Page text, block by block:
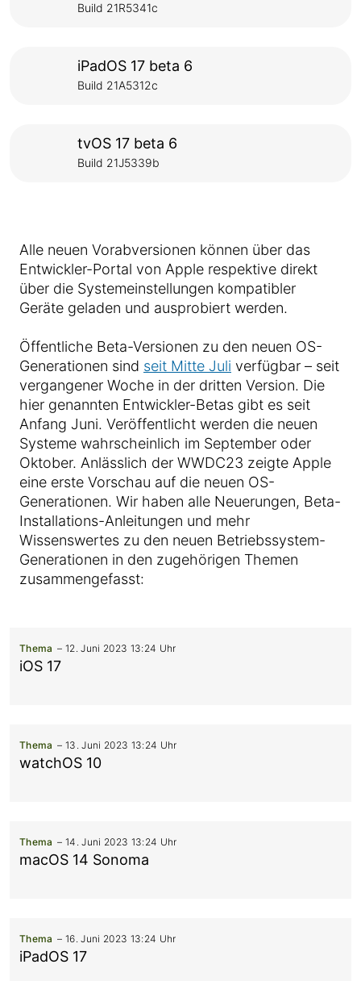
Build 21R5341c
iPadOS 17 beta 6
Build 21A5312c
tvOS 17 beta 6
Build 21J5339b
Alle neuen Vorabversionen können über das
Entwickler-Portal von Apple respektive direkt
über die Systemeinstellungen kompatibler
Geräte geladen und ausprobiert werden.
Öffentliche Beta-Versionen zu den neuen OS-
Generationen sind seit Mitte Juli verfügbar – seit
vergangener Woche in der dritten Version. Die
hier genannten Entwickler-Betas gibt es seit
Anfang Juni. Veröffentlicht werden die neuen
Systeme wahrscheinlich im September oder
Oktober. Anlässlich der WWDC23 zeigte Apple
eine erste Vorschau auf die neuen OS-
Generationen. Wir haben alle Neuerungen, Beta-
Installations-Anleitungen und mehr
Wissenswertes zu den neuen Betriebssystem-
Generationen in den zugehörigen Themen
zusammengefasst:
Thema 12. Juni 2023 13:24 Uhr
iOS 17
Thema 13. Juni 2023 13:24 Uhr
watchOS 10
Thema 14. Juni 2023 13:24 Uhr
macOS 14 Sonoma
Thema 16. Juni 2023 13:24 Uhr
iPadOS 17